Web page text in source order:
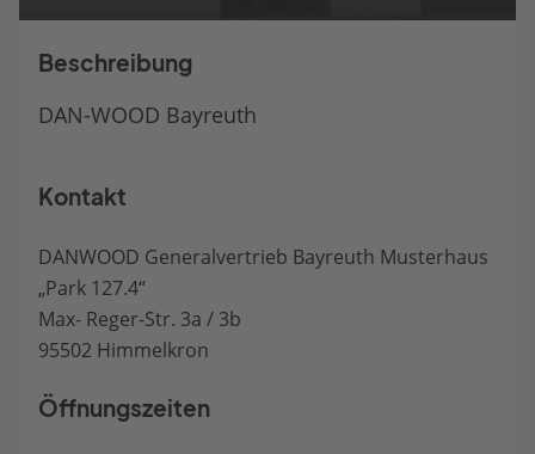
Beschreibung
DAN-WOOD Bayreuth
Kontakt
DANWOOD Generalvertrieb Bayreuth Musterhaus
„Park 127.4“
Max- Reger-Str. 3a / 3b
95502 Himmelkron
Öffnungszeiten